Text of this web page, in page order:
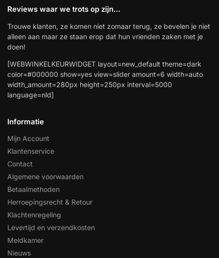
Reviews waar we trots op zijn…
Trouwe klanten, ze komen niet zomaar terug, ze bevelen je niet
alleen aan maar ze staan erop dat hun vrienden zaken met je
doen!
[WEBWINKELKEURWIDGET layout=new_default theme=dark
color=#000000 show=yes view=slider amount=6 width=auto
width_amount=280px height=250px interval=5000
language=nld]
Informatie
Mijn Account
Klantenservice
Contact
Algemene voorwaarden
Betaalmethoden
Herroepingsrecht & Retour
Klachtenregeling
Levertijd en verzendkosten
Meldkamer
Nieuws